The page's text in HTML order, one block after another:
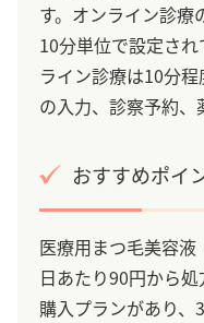
す。オンライン診
10分単位で設定さ
ライン診療は10分
の入力、診察予約、
おすすめポイ
医療用まつ毛美容
日あたり90円から
購入プランがあり